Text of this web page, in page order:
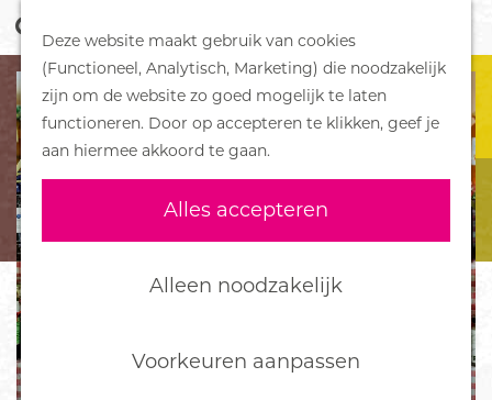
Deze website maakt gebruik van cookies
(Functioneel, Analytisch, Marketing) die noodzakelijk
zijn om de website zo goed mogelijk te laten
functioneren. Door op accepteren te klikken, geef je
aan hiermee akkoord te gaan.
Alles accepteren
Alleen noodzakelijk
Voorkeuren aanpassen
G
a
n
a
a
r
d
e
h
o
e
p
o
e
k
e
n
M
e
n
u
DORPEN
Bennekom
De Klomp
Deelen
Ederveen
Harskamp
Hoenderloo
Wekerom